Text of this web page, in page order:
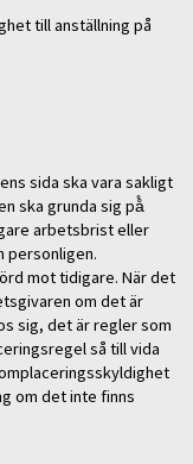
till anställning på
sida ska vara sakligt
ska grunda sig på̊
arbetsbrist eller
personligen.
mot tidigare. När det
om det är
sig, det är regler som
så till vida
om det inte finns